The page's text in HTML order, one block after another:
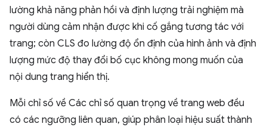
lường khả năng phản hồi và định lượng trải nghiệm mà
người dùng cảm nhận được khi cố gắng tương tác với
trang; còn CLS đo lường độ ổn định của hình ảnh và định
lượng mức độ thay đổi bố cục không mong muốn của
nội dung trang hiển thị.
Mỗi chỉ số về Các chỉ số quan trọng về trang web đều
có các ngưỡng liên quan, giúp phân loại hiệu suất thành